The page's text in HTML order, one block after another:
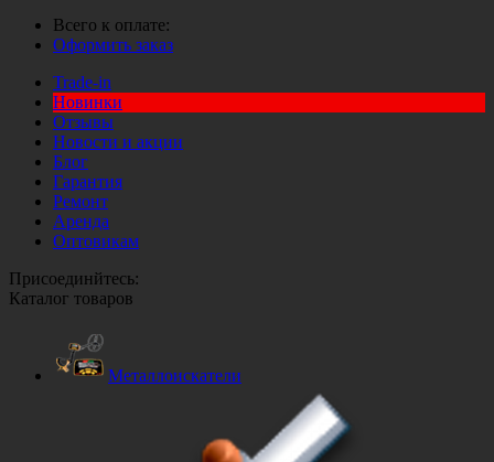
Всего к оплате:
Оформить заказ
Trade-in
Новинки
Отзывы
Новости и акции
Блог
Гарантия
Ремонт
Аренда
Оптовикам
Присоединйтесь:
Каталог товаров
Металлоискатели